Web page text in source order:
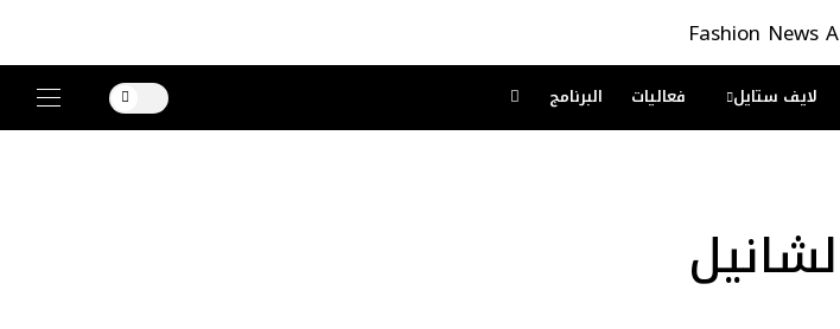
لايف ستايل فعاليات البرنامج